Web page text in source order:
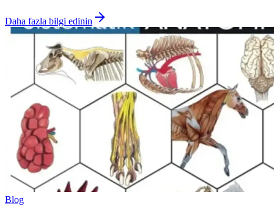
Daha fazla bilgi edinin
Blog